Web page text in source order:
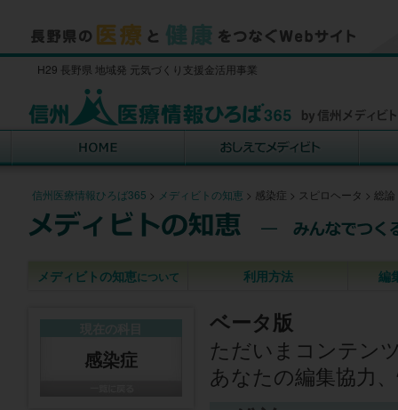
H29 長野県 地域発 元気づくり支援金活用事業
信州医療情報ひろば365 > メディビトの知恵 > 感染症 > スピロヘータ > 総論
メディビトの知恵について 利用方法 編
ベータ版
ただいまコンテン
あなたの編集協力
感染症